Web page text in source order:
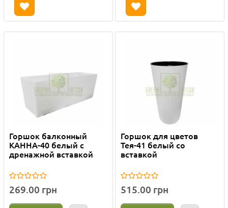
Горшок балконный
КАННА-40 белый с
дренажной вставкой
269.00 грн
Горшок для цветов
Тея-41 белый со
вставкой
515.00 грн